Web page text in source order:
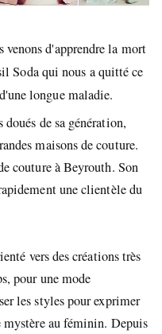
venons d'apprendre la mort
Soda qui nous a quitté ce
longue maladie.
de sa génération,
maisons de couture.
couture à Beyrouth. Son
une clientèle du
vers des créations très
pour une mode
les styles pour exprimer
au féminin. Depuis